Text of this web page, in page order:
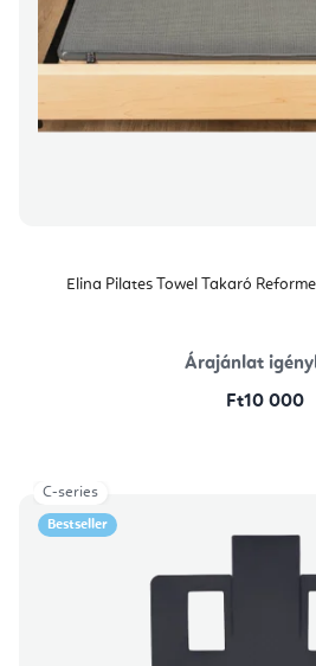
Elina Pilates Towel Takaró
Árajánlat
Ft10 000
Bestseller
C-series